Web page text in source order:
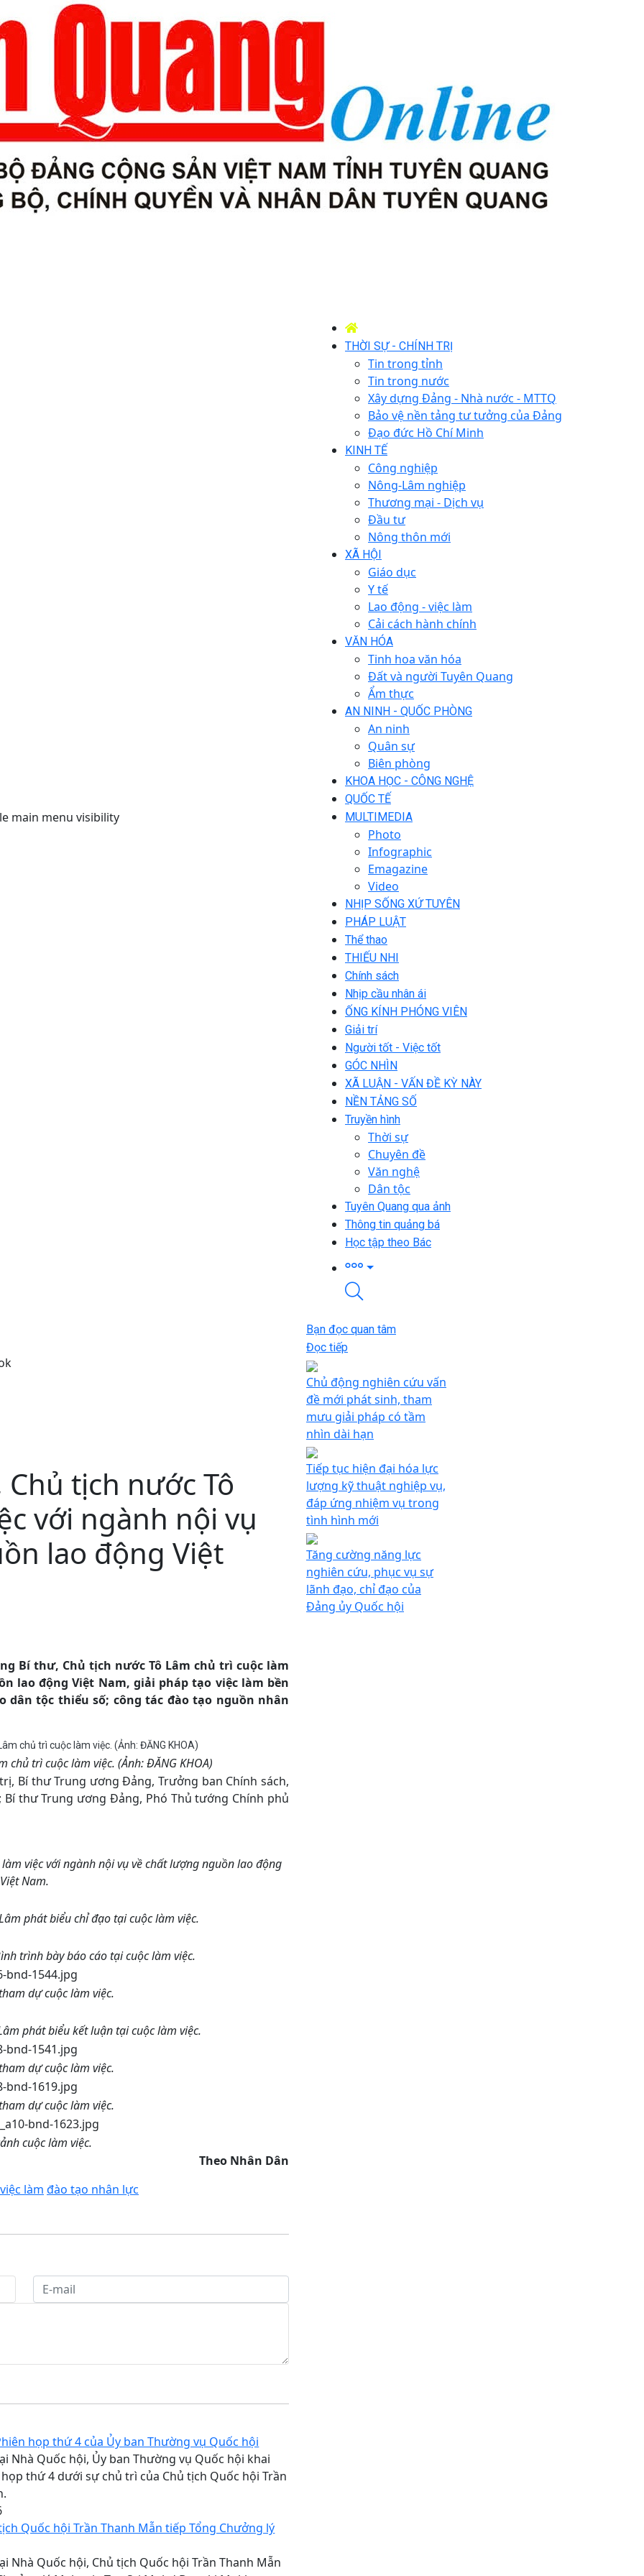
main menu visibility
THỜI SỰ - CHÍNH TRỊ
Tin trong tỉnh
Tin trong nước
Xây dựng Đảng - Nhà nước - MTTQ
Bảo vệ nền tảng tư tưởng của Đảng
Đạo đức Hồ Chí Minh
KINH TẾ
Công nghiệp
Nông-Lâm nghiệp
Thương mại - Dịch vụ
Đầu tư
Nông thôn mới
XÃ HỘI
Giáo dục
Y tế
Lao động - việc làm
Cải cách hành chính
VĂN HÓA
Tinh hoa văn hóa
Đất và người Tuyên Quang
Ẩm thực
AN NINH - QUỐC PHÒNG
An ninh
Quân sự
Biên phòng
KHOA HỌC - CÔNG NGHỆ
QUỐC TẾ
MULTIMEDIA
Photo
Infographic
Emagazine
Video
NHỊP SỐNG XỨ TUYÊN
PHÁP LUẬT
Thể thao
THIẾU NHI
Chính sách
Nhịp cầu nhân ái
ỐNG KÍNH PHÓNG VIÊN
Giải trí
Người tốt - Việc tốt
GÓC NHÌN
XÃ LUẬN - VẤN ĐỀ KỲ NÀY
NỀN TẢNG SỐ
Truyền hình
Thời sự
Chuyên đề
Văn nghệ
Dân tộc
Tuyên Quang qua ảnh
Thông tin quảng bá
Học tập theo Bác
tịch nước Tô
với ngành nội vụ
lao động Việt
Bí thư, Chủ tịch nước Tô Lâm chủ trì cuộc làm
lao động Việt Nam, giải pháp tạo việc làm bền
tộc thiểu số; công tác đào tạo nguồn nhân
chủ trì cuộc làm việc. (Ảnh: ĐĂNG KHOA)
Bí thư Trung ương Đảng, Trưởng ban Chính sách,
thư Trung ương Đảng, Phó Thủ tướng Chính phủ
việc với ngành nội vụ về chất lượng nguồn lao động
Việt Nam.
phát biểu chỉ đạo tại cuộc làm việc.
trình bày báo cáo tại cuộc làm việc.
dự cuộc làm việc.
phát biểu kết luận tại cuộc làm việc.
dự cuộc làm việc.
dự cuộc làm việc.
cuộc làm việc.
Theo Nhân Dân
làm đào tạo nhân lực
họp thứ 4 của Ủy ban Thường vụ Quốc hội
Nhà Quốc hội, Ủy ban Thường vụ Quốc hội khai
thứ 4 dưới sự chủ trì của Chủ tịch Quốc hội Trần
Quốc hội Trần Thanh Mẫn tiếp Tổng Chưởng lý
Nhà Quốc hội, Chủ tịch Quốc hội Trần Thanh Mẫn
Bạn đọc quan tâm
Đọc tiếp
Chủ động nghiên cứu vấn
đề mới phát sinh, tham
mưu giải pháp có tầm
nhìn dài hạn
Tiếp tục hiện đại hóa lực
lượng kỹ thuật nghiệp vụ,
đáp ứng nhiệm vụ trong
tình hình mới
Tăng cường năng lực
nghiên cứu, phục vụ sự
lãnh đạo, chỉ đạo của
Đảng ủy Quốc hội